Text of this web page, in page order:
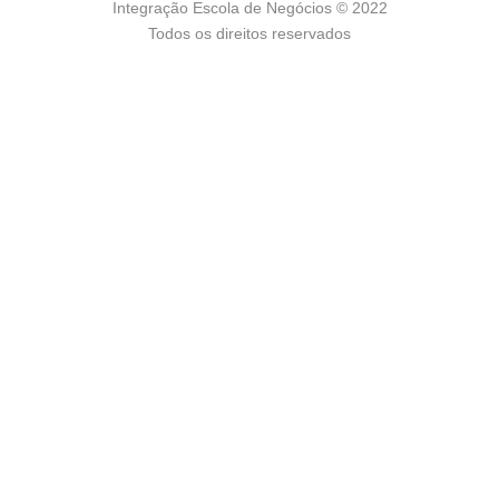
Integração Escola de Negócios © 2022
Todos os direitos reservados